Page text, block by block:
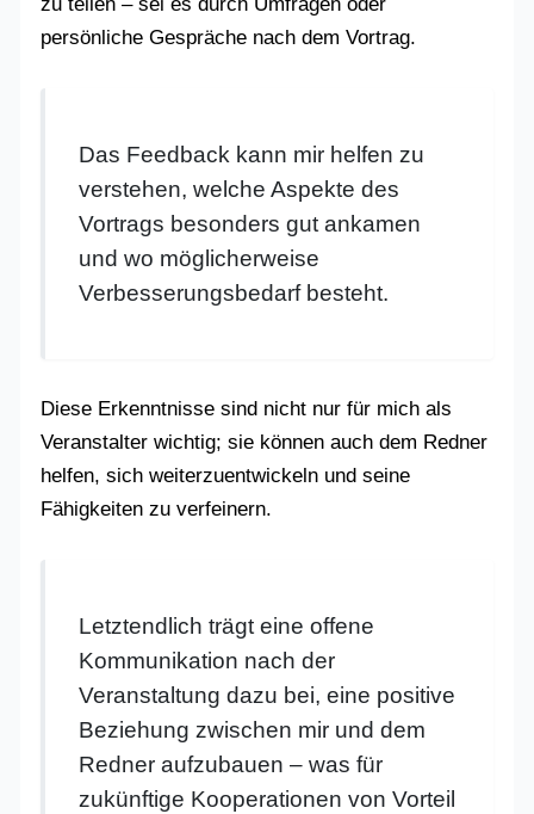
persönliche Gespräche nach dem Vortrag.
Das Feedback kann mir helfen zu
verstehen, welche Aspekte des
Vortrags besonders gut ankamen
und wo möglicherweise
Verbesserungsbedarf besteht.
Diese Erkenntnisse sind nicht nur für mich als
Veranstalter wichtig; sie können auch dem Redner
helfen, sich weiterzuentwickeln und seine
Fähigkeiten zu verfeinern.
Letztendlich trägt eine offene
Kommunikation nach der
Veranstaltung dazu bei, eine positive
Beziehung zwischen mir und dem
Redner aufzubauen – was für
zukünftige Kooperationen von Vorteil